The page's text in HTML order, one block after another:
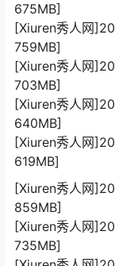
675MB]
[Xiuren秀人网
759MB]
[Xiuren秀人网
703MB]
[Xiuren秀人网
640MB]
[Xiuren秀人网
619MB]
[Xiuren秀人网
859MB]
[Xiuren秀人网
735MB]